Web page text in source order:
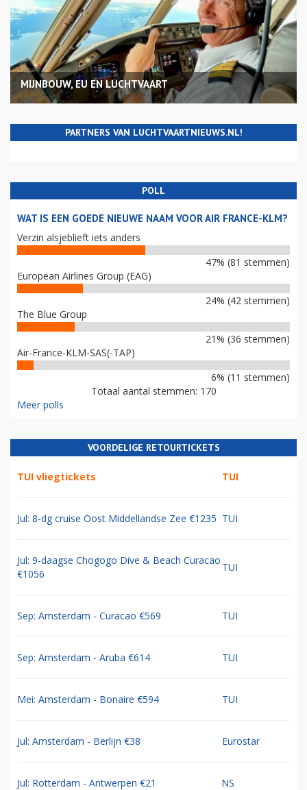
MIJNBOUW, EU EN LUCHTVAART
PARTNERS VAN LUCHTVAARTNIEUWS.NL!
POLL
WAT IS EEN GOEDE NIEUWE NAAM VOOR AIR FRANCE-KLM?
Verzin alsjeblieft iets anders
47% (81 stemmen)
European Airlines Group (EAG)
24% (42 stemmen)
The Blue Group
21% (36 stemmen)
Air-France-KLM-SAS(-TAP)
6% (11 stemmen)
Totaal aantal stemmen: 170
Meer polls
VOORDELIGE RETOURTICKETS
TUI vliegtickets TUI
Jul: 8-dg cruise Oost Middellandse Zee €1235 TUI
Jul: 9-daagse Chogogo Dive & Beach Curacao
€1056
TUI
Sep: Amsterdam - Curacao €569 TUI
Sep: Amsterdam - Aruba €614 TUI
Mei: Amsterdam - Bonaire €594 TUI
Jul: Amsterdam - Berlijn €38 Eurostar
Jul: Rotterdam - Antwerpen €21 NS